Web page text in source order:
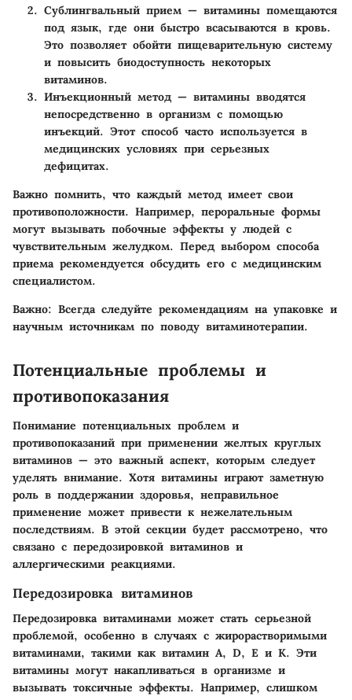
Сублингвальный прием — витамины помещаются
под язык, где они быстро всасываются в кровь.
Это позволяет обойти пищеварительную систему
и повысить биодоступность некоторых
витаминов.
Инъекционный метод — витамины вводятся
непосредственно в организм с помощью
инъекций. Этот способ часто используется в
медицинских условиях при серьезных
дефицитах.
Важно помнить, что каждый метод имеет свои
противоположности. Например, пероральные формы
могут вызывать побочные эффекты у людей с
чувствительным желудком. Перед выбором способа
приема рекомендуется обсудить его с медицинским
специалистом.
Важно: Всегда следуйте рекомендациям на упаковке и
научным источникам по поводу витаминотерапии.
Потенциальные проблемы и
противопоказания
Понимание потенциальных проблем и
противопоказаний при применении желтых круглых
витаминов — это важный аспект, которым следует
уделять внимание. Хотя витамины играют заметную
роль в поддержании здоровья, неправильное
применение может привести к нежелательным
последствиям. В этой секции будет рассмотрено, что
связано с передозировкой витаминов и
аллергическими реакциями.
Передозировка витаминов
Передозировка витаминами может стать серьезной
проблемой, особенно в случаях с жирорастворимыми
витаминами, такими как витамин A, D, E и K. Эти
витамины могут накапливаться в организме и
вызывать токсичные эффекты. Например, слишком